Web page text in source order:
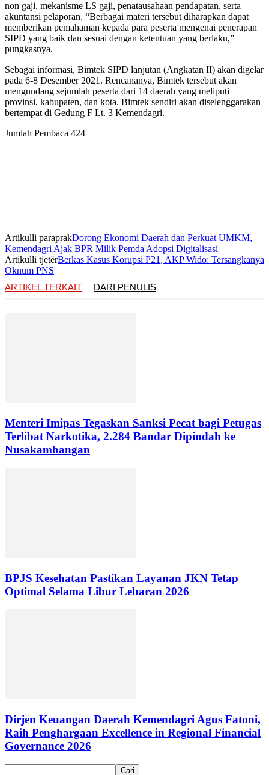
non gaji, mekanisme LS gaji, penatausahaan pendapatan, serta
akuntansi pelaporan. “Berbagai materi tersebut diharapkan dapat
memberikan pemahaman kepada para peserta mengenai penerapan
SIPD yang baik dan sesuai dengan ketentuan yang berlaku,”
pungkasnya.
Sebagai informasi, Bimtek SIPD lanjutan (Angkatan II) akan digelar
pada 6-8 Desember 2021. Rencananya, Bimtek tersebut akan
mengundang sejumlah peserta dari 14 daerah yang meliputi
provinsi, kabupaten, dan kota. Bimtek sendiri akan diselenggarakan
bertempat di Gedung F Lt. 3 Kemendagri.
Jumlah Pembaca 424
Artikulli paraprakDorong Ekonomi Daerah dan Perkuat UMKM,
Kemendagri Ajak BPR Milik Pemda Adopsi Digitalisasi
Artikulli tjetërBerkas Kasus Korupsi P21, AKP Wido: Tersangkanya
Oknum PNS
ARTIKEL TERKAIT
DARI PENULIS
Menteri Imipas Tegaskan Sanksi Pecat bagi Petugas
Terlibat Narkotika, 2.284 Bandar Dipindah ke
Nusakambangan
BPJS Kesehatan Pastikan Layanan JKN Tetap
Optimal Selama Libur Lebaran 2026
Dirjen Keuangan Daerah Kemendagri Agus Fatoni,
Raih Penghargaan Excellence in Regional Financial
Governance 2026